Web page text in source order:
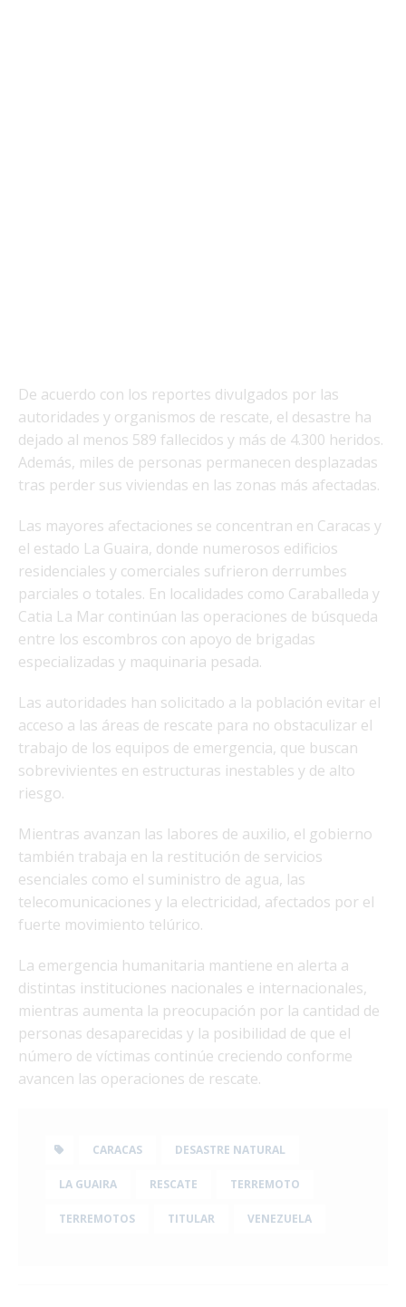
De acuerdo con los reportes divulgados por las
autoridades y organismos de rescate, el desastre ha
dejado al menos 589 fallecidos y más de 4.300 heridos.
Además, miles de personas permanecen desplazadas
tras perder sus viviendas en las zonas más afectadas.
Las mayores afectaciones se concentran en Caracas y
el estado La Guaira, donde numerosos edificios
residenciales y comerciales sufrieron derrumbes
parciales o totales. En localidades como Caraballeda y
Catia La Mar continúan las operaciones de búsqueda
entre los escombros con apoyo de brigadas
especializadas y maquinaria pesada.
Las autoridades han solicitado a la población evitar el
acceso a las áreas de rescate para no obstaculizar el
trabajo de los equipos de emergencia, que buscan
sobrevivientes en estructuras inestables y de alto
riesgo.
Mientras avanzan las labores de auxilio, el gobierno
también trabaja en la restitución de servicios
esenciales como el suministro de agua, las
telecomunicaciones y la electricidad, afectados por el
fuerte movimiento telúrico.
La emergencia humanitaria mantiene en alerta a
distintas instituciones nacionales e internacionales,
mientras aumenta la preocupación por la cantidad de
personas desaparecidas y la posibilidad de que el
número de víctimas continúe creciendo conforme
avancen las operaciones de rescate.
CARACAS DESASTRE NATURAL
LA GUAIRA RESCATE TERREMOTO
TERREMOTOS TITULAR VENEZUELA